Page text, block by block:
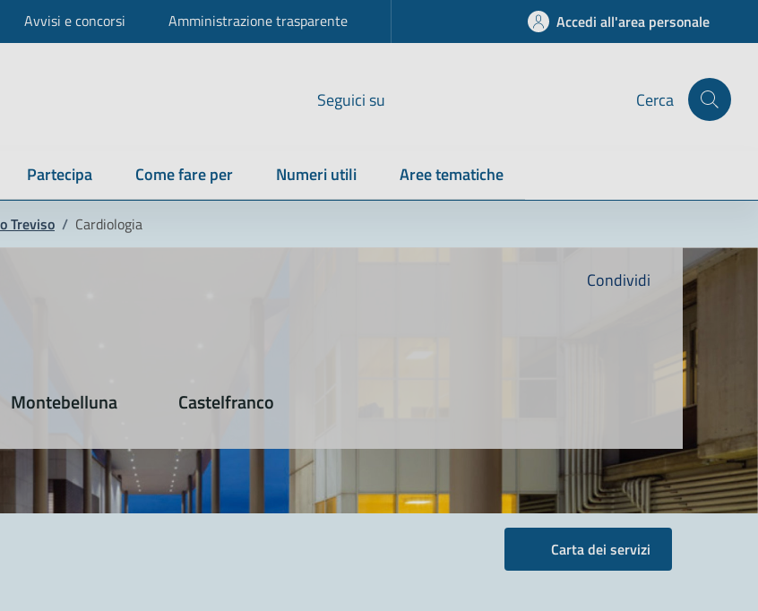
Avvisi e concorsi Amministrazione trasparente Accedi all'area personale
Seguici su Cerca
Partecipa Come fare per Numeri utili Aree tematiche
Treviso / Cardiologia
Condividi
Montebelluna Castelfranco
Carta dei servizi